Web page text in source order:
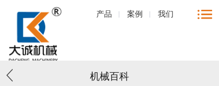
产品 案例 我们
机械百科